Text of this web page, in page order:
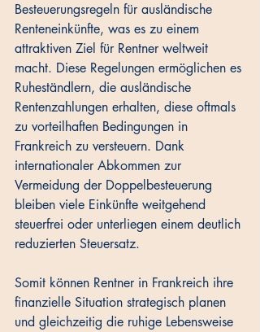
Besteuerungsregeln für ausländische
Renteneinkünfte, was es zu einem
attraktiven Ziel für Rentner weltweit
macht. Diese Regelungen ermöglichen es
Ruheständlern, die ausländische
Rentenzahlungen erhalten, diese oftmals
zu vorteilhaften Bedingungen in
Frankreich zu versteuern. Dank
internationaler Abkommen zur
Vermeidung der Doppelbesteuerung
bleiben viele Einkünfte weitgehend
steuerfrei oder unterliegen einem deutlich
reduzierten Steuersatz.
Somit können Rentner in Frankreich ihre
finanzielle Situation strategisch planen
und gleichzeitig die ruhige Lebensweise